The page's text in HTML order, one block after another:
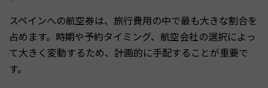
スペインへの航空券は、旅行費用の中で最も大きな割合を
占めます。時期や予約タイミング、航空会社の選択によっ
て大きく変動するため、計画的に手配することが重要で
す。